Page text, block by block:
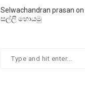
Selwachandran prasan on
සල්ලි හොයමු